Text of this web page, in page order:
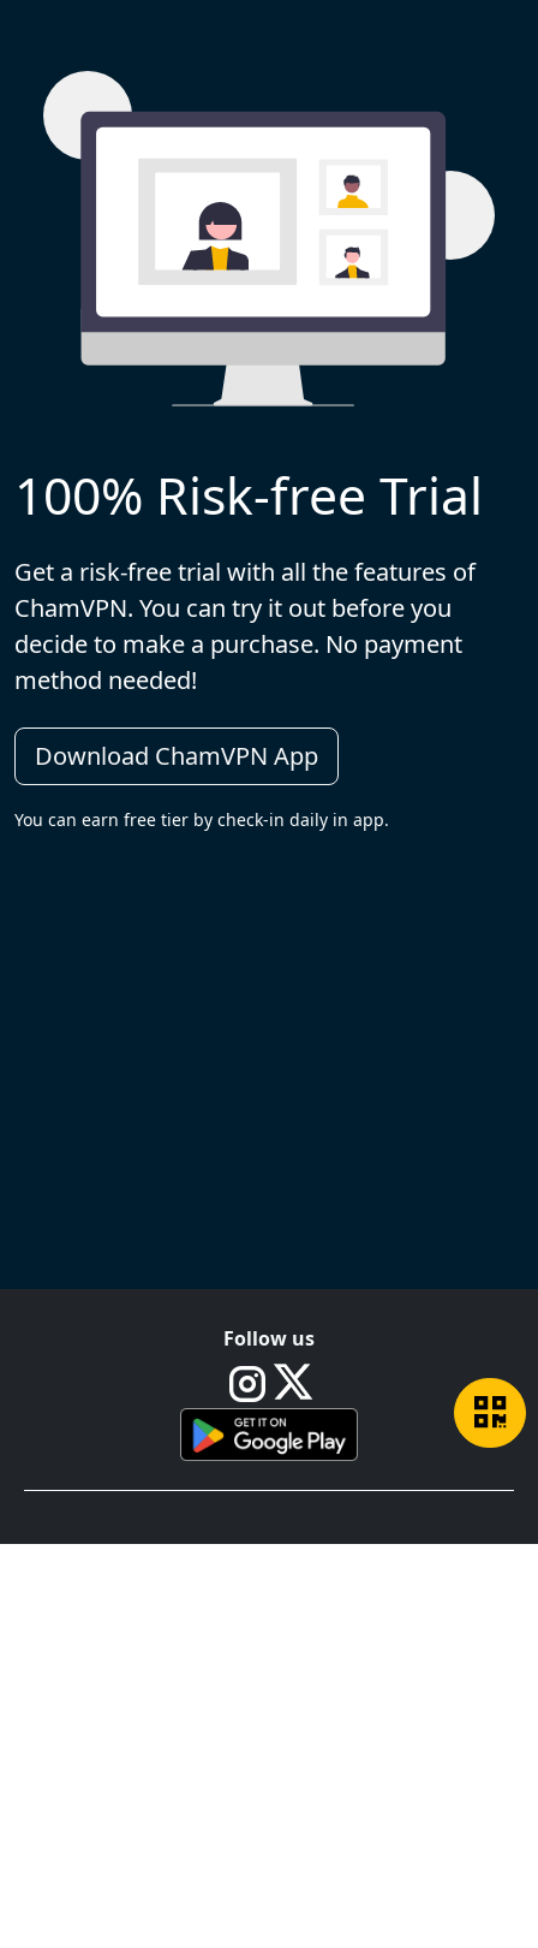
100% Risk-free Trial
Get a risk-free trial with all the features of
ChamVPN. You can try it out before you
decide to make a purchase. No payment
method needed!
Download ChamVPN App
You can earn free tier by check-in daily in app.
Follow us
Footer